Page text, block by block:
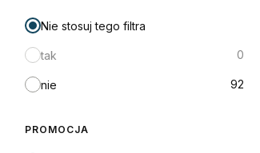
Nie stosuj tego filtra
tak 0
nie 92
PROMOCJA